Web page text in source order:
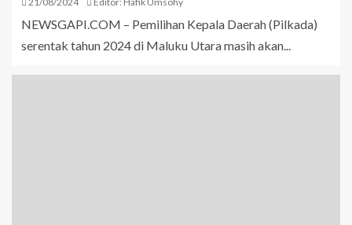
NEWSGAPI.COM – Pemilihan Kepala Daerah (Pilkada)
serentak tahun 2024 di Maluku Utara masih akan...